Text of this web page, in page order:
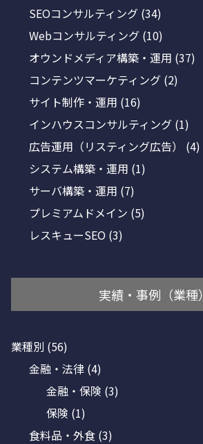
SEOコンサルティング (34)
Webコンサルティング (10)
オウンドメディア構築・運用 (37)
コンテンツマーケティング (2)
サイト制作・運用 (16)
インハウスコンサルティング (1)
広告運用（リスティング広告） (4)
システム構築・運用 (1)
サーバ構築・運用 (7)
プレミアムドメイン (5)
レスキューSEO (3)
実績・事例（業種）
業種別 (56)
金融・法律 (4)
金融・保険 (3)
保険 (1)
食料品・外食 (3)